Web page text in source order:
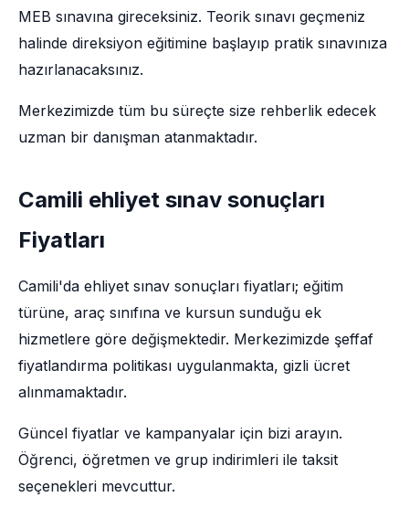
MEB sınavına gireceksiniz. Teorik sınavı geçmeniz
halinde direksiyon eğitimine başlayıp pratik sınavınıza
hazırlanacaksınız.
Merkezimizde tüm bu süreçte size rehberlik edecek
uzman bir danışman atanmaktadır.
Camili ehliyet sınav sonuçları
Fiyatları
Camili'da ehliyet sınav sonuçları fiyatları; eğitim
türüne, araç sınıfına ve kursun sunduğu ek
hizmetlere göre değişmektedir. Merkezimizde şeffaf
fiyatlandırma politikası uygulanmakta, gizli ücret
alınmamaktadır.
Güncel fiyatlar ve kampanyalar için bizi arayın.
Öğrenci, öğretmen ve grup indirimleri ile taksit
seçenekleri mevcuttur.